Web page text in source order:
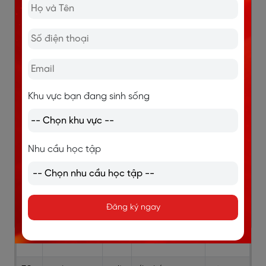
29 look for
ph.
/lʊk fɔ:[r]/
tìm
Khu vực bạn đang sinh sống
Nhu cầu học tập
Đăng ký ngay